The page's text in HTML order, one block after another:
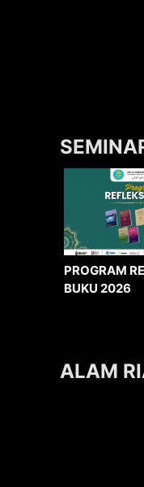
PROGRAM
BUKU 2026
ALAM